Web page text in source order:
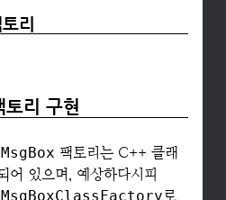
리
토리 구현
팩토리는 C++ 클래
어 있으며, 예상하다시피
로